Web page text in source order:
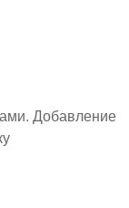
Добавление